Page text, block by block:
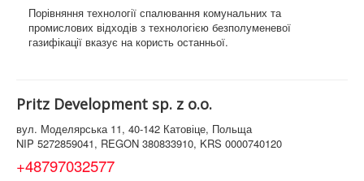
Порівняння технології спалювання комунальних та
промислових відходів з технологією безполуменевої
газифікації вказує на користь останньої.
Pritz Development sp. z o.o.
вул. Моделярська 11, 40-142 Катовіце, Польща
NIP 5272859041, REGON 380833910, KRS 0000740120
+48797032577